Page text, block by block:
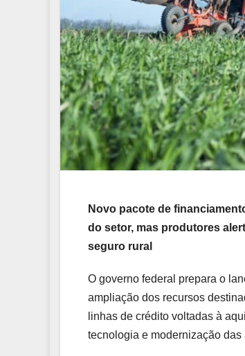
Novo pacote de
do setor, mas produtores
seguro rural
O governo federal prepara o
ampliação dos recursos
linhas de crédito voltadas à
tecnologia e modernização das